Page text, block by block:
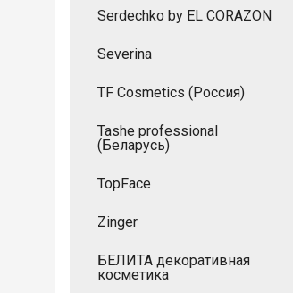
Serdechko by EL CORAZON
Severina
TF Cosmetics (Россия)
Tashe professional
(Беларусь)
TopFace
Zinger
БЕЛИТА декоративная
косметика